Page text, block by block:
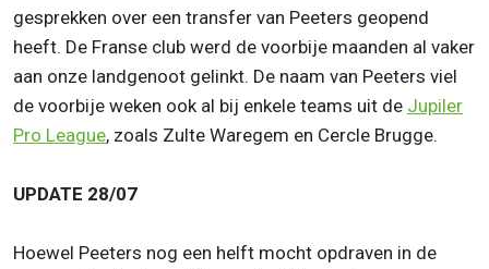
gesprekken over een transfer van Peeters geopend
heeft. De Franse club werd de voorbije maanden al vaker
aan onze landgenoot gelinkt. De naam van Peeters viel
de voorbije weken ook al bij enkele teams uit de Jupiler
Pro League, zoals Zulte Waregem en Cercle Brugge.
UPDATE 28/07
Hoewel Peeters nog een helft mocht opdraven in de